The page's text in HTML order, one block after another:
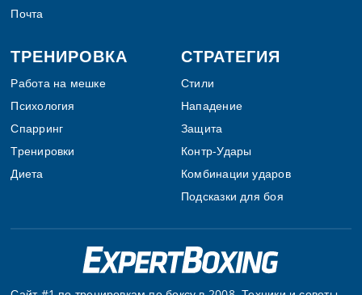
Почта
ТРЕНИРОВКА
Работа на мешке
Психология
Спарринг
Тренировки
Диета
СТРАТЕГИЯ
Стили
Нападение
Защита
Контр-Удары
Комбинации ударов
Подсказки для боя